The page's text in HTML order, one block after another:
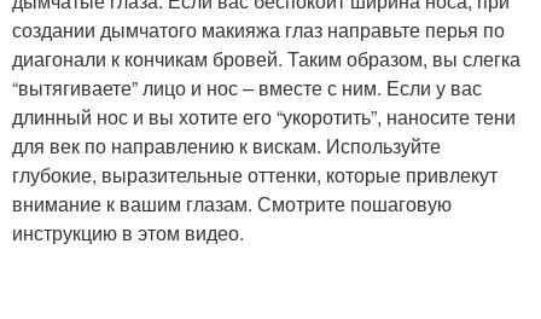
создании дымчатого макияжа глаз направьте перья по
диагонали к кончикам бровей. Таким образом, вы слегка
“вытягиваете” лицо и нос – вместе с ним. Если у вас
длинный нос и вы хотите его “укоротить”, наносите тени
для век по направлению к вискам. Используйте
глубокие, выразительные оттенки, которые привлекут
внимание к вашим глазам. Смотрите пошаговую
инструкцию в этом видео.